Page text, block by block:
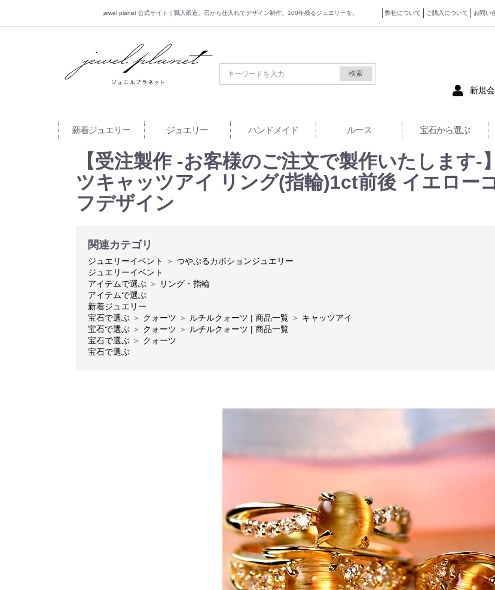
jewel planet 公式サイト｜職人鍛造。石から仕入れてデザイン制作。100年残るジュエリーを。 弊社について ご購入について お問い
jewel planet 公式サイト
検索
新規
新着ジュエリー ジュエリー ハンドメイド ルース 宝石から選ぶ
【受注製作 -お客様のご注文で製作いたします
ツキャッツアイ リング(指輪)1ct前後 イエロー
フデザイン
関連カテゴリ
ジュエリーイベント ＞ つやぷるカボションジュエリー
ジュエリーイベント
アイテムで選ぶ ＞
リング・指輪
アイテムで選ぶ
新着ジュエリー
宝石で選ぶ ＞ クォーツ ＞ ルチルクォーツ | 商品一覧 ＞ キャッツアイ
宝石で選ぶ ＞ クォーツ ＞ ルチルクォーツ | 商品一覧
宝石で選ぶ ＞ クォーツ
宝石で選ぶ